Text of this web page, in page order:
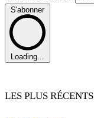
S'abonner
Loading...
LES PLUS RÉCENTS